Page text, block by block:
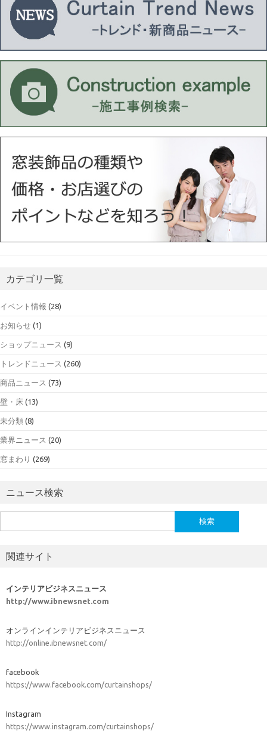
カテゴリ一覧
イベント情報 (28)
お知らせ (1)
ショップニュース (9)
トレンドニュース (260)
商品ニュース (73)
壁・床 (13)
未分類 (8)
業界ニュース (20)
窓まわり (269)
ニュース検索
索:
関連サイト
インテリアビジネスニュース
http://www.ibnewsnet.com
オンラインインテリアビジネスニュース
http://online.ibnewsnet.com/
facebook
https://www.facebook.com/curtainshops/
Instagram
https://www.instagram.com/curtainshops/